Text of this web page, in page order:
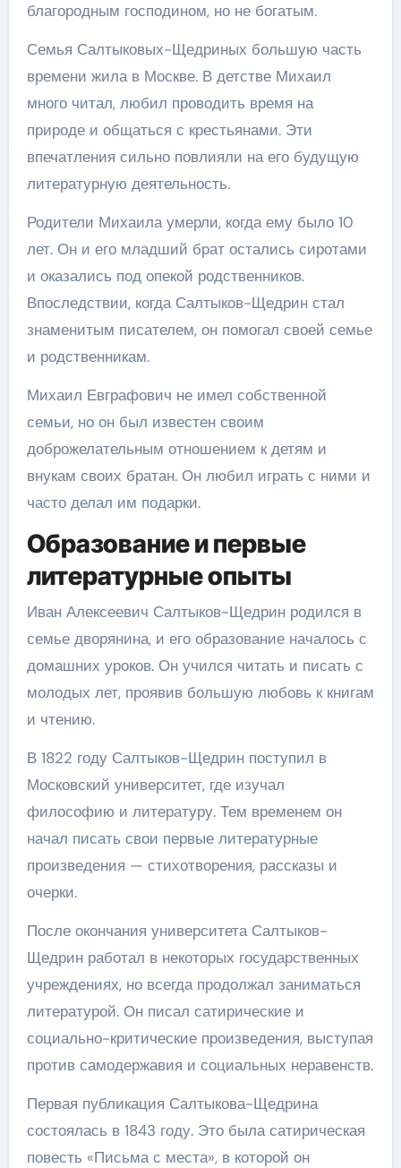
благородным господином, но не богатым.
Семья Салтыковых-Щедриных большую часть
времени жила в Москве. В детстве Михаил
много читал, любил проводить время на
природе и общаться с крестьянами. Эти
впечатления сильно повлияли на его будущую
литературную деятельность.
Родители Михаила умерли, когда ему было 10
лет. Он и его младший брат остались сиротами
и оказались под опекой родственников.
Впоследствии, когда Салтыков-Щедрин стал
знаменитым писателем, он помогал своей семье
и родственникам.
Михаил Евграфович не имел собственной
семьи, но он был известен своим
доброжелательным отношением к детям и
внукам своих братан. Он любил играть с ними и
часто делал им подарки.
Образование и первые
литературные опыты
Иван Алексеевич Салтыков-Щедрин родился в
семье дворянина, и его образование началось с
домашних уроков. Он учился читать и писать с
молодых лет, проявив большую любовь к книгам
и чтению.
В 1822 году Салтыков-Щедрин поступил в
Московский университет, где изучал
философию и литературу. Тем временем он
начал писать свои первые литературные
произведения — стихотворения, рассказы и
очерки.
После окончания университета Салтыков-
Щедрин работал в некоторых государственных
учреждениях, но всегда продолжал заниматься
литературой. Он писал сатирические и
социально-критические произведения, выступая
против самодержавия и социальных неравенств.
Первая публикация Салтыкова-Щедрина
состоялась в 1843 году. Это была сатирическая
повесть «Письма с места», в которой он